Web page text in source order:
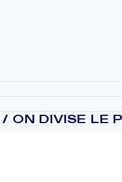
ON DIVISE LE